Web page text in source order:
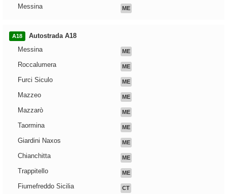
Messina
ME
A18
Autostrada A18
Messina
ME
Roccalumera ME
Furci Siculo ME
Mazzeo ME
Mazzarò ME
Taormina ME
Giardini Naxos ME
Chianchitta ME
Trappitello ME
Fiumefreddo Sicilia CT